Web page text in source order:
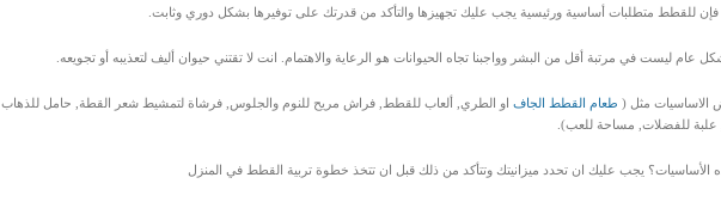
للقطط متطلبات أساسية ورئيسية يجب عليك تجهيزها والتأكد من قدرتك على توفيرها بشكل دوري وثابت.
عام ليست في مرتبة أقل من البشر وواجبنا تجاه الحيوانات هو الرعاية والاهتمام. انت لا تقتني حيوان أليف لتعذيبه أو تجويعه.
الاساسيات مثل ( طعام القطط الجاف او الطري, ألعاب للقطط, فراش مريح للنوم والجلوس, فرشاة لتمشيط شعر القطة, حامل للذهاب
علبة للفضلات, مساحة للعب).
الأساسيات؟ يجب عليك ان تحدد ميزانيتك وتتأكد من ذلك قبل ان تتخذ خطوة تربية القطط في المنزل